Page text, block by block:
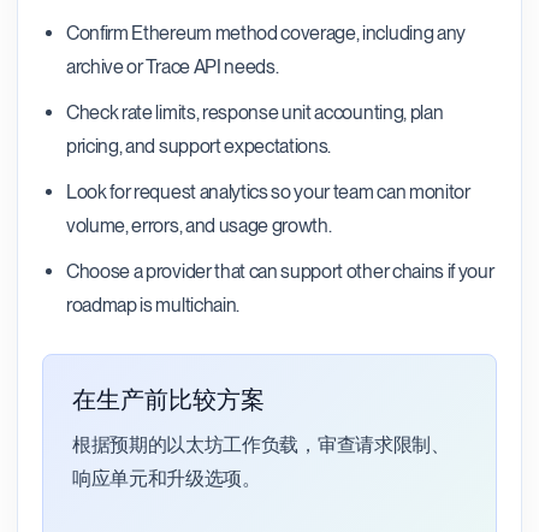
Confirm Ethereum method coverage, including any
archive or Trace API needs.
Check rate limits, response unit accounting, plan
pricing, and support expectations.
Look for request analytics so your team can monitor
volume, errors, and usage growth.
Choose a provider that can support other chains if your
roadmap is multichain.
在生产前比较方案
根据预期的以太坊工作负载，审查请求限制、
响应单元和升级选项。